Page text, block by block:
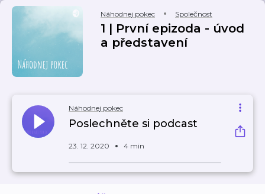
Náhodnej pokec Společnost
1 | První epizoda - úvod
a představení
Náhodnej pokec
Poslechněte si podcast
23. 12. 2020 4 min